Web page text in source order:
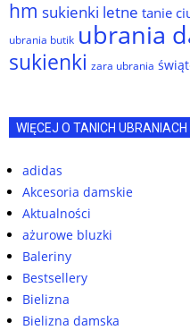
hm sukienki letne tanie
ubrania butik ubrania
sukienki zara ubrania
WIĘCEJ O TANICH UBRANIACH
adidas
Akcesoria damskie
Aktualności
ażurowe bluzki
Baleriny
Bestsellery
Bielizna
Bielizna damska